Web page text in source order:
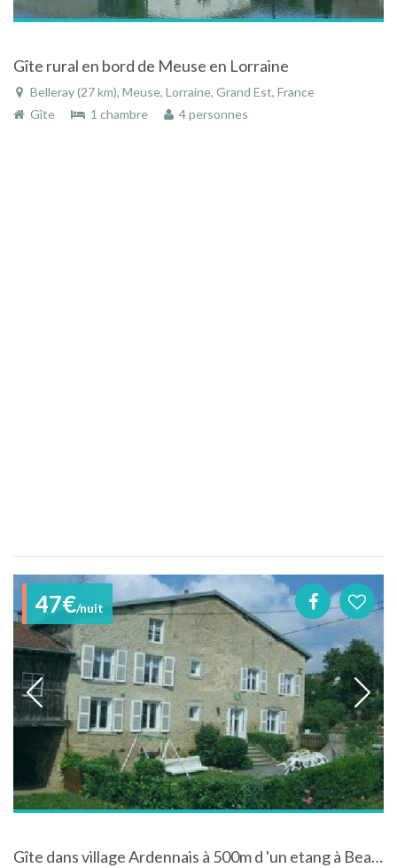
Gîte rural en bord de Meuse en Lorraine
Belleray (27 km), Meuse, Lorraine, Grand Est, France
Gîte
1 chambre 4 personnes
47€/nuit
Gîte dans village Ardennais à 500m d 'un etang à Beaumont-en-Argonne - Ardennes - Champagne-Ardenne